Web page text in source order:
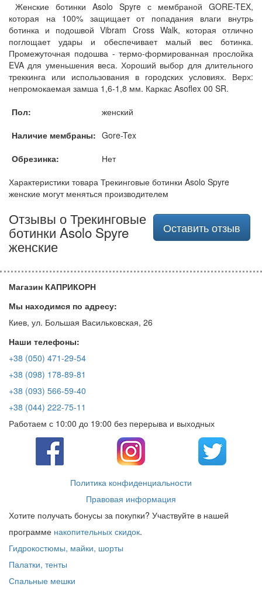
Женские ботинки Asolo Spyre с мембраной GORE-TEX,
которая на 100% защищает от попадания влаги внутрь
ботинка и подошвой Vibram Cross Walk, которая отлично
поглощает удары и обеспечивает малый вес ботинка.
Промежуточная подошва - термо-формированная прослойка
EVA для уменьшения веса. Хороший выбор для длительного
треккинга или использования в городских условиях. Верх:
непромокаемая замша 1,6-1,8 мм. Каркас Asoflex 00 SR.
Пол:
женский
Наличие мембраны: Gore-Tex
Обрезинка:
Нет
Характеристики товара Трекинговые ботинки Asolo Spyre
женские могут меняться производителем
Оставить отзыв
Отзывы о Трекинговые
ботинки Asolo Spyre
женские
Магазин КАПРИКОРН
Мы находимся по адресу:
Киев, ул. Большая Васильковская, 26
Наши телефоны:
+38 (050) 471-29-54
+38 (098) 178-89-81
+38 (093) 566-59-40
+38 (044) 222-75-11
Работаем с 10:00 до 19:00 без перерыва и выходных
Политика конфиденциальности
Правовая информация
Хотите получать бонусы за покупки? Участвуйте в нашей
программе накопительных скидок.
Гидрокостюмы, майки, шорты
Палатки, тенты
Спальные мешки